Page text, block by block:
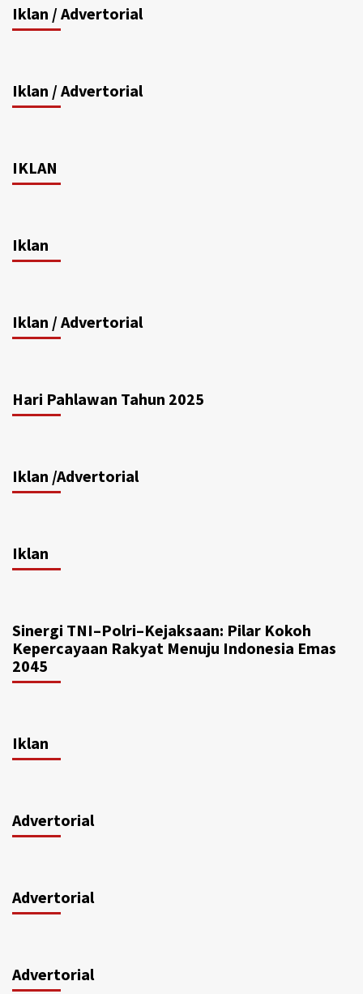
Iklan / Advertorial
Iklan / Advertorial
IKLAN
Iklan
Iklan / Advertorial
Hari Pahlawan Tahun 2025
Iklan /Advertorial
Iklan
Sinergi TNI–Polri–Kejaksaan: Pilar Kokoh
Kepercayaan Rakyat Menuju Indonesia Emas
2045
Iklan
Advertorial
Advertorial
Advertorial